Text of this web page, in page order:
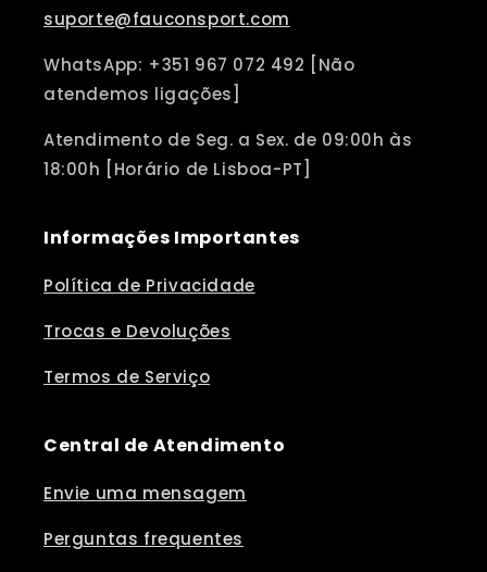
suporte@fauconsport.com
WhatsApp: +351 967 072 492 [Não
atendemos ligações]
Atendimento de Seg. a Sex. de 09:00h às
18:00h [Horário de Lisboa-PT]
Informações Importantes
Política de Privacidade
Trocas e Devoluções
Termos de Serviço
Central de Atendimento
Envie uma mensagem
Perguntas frequentes